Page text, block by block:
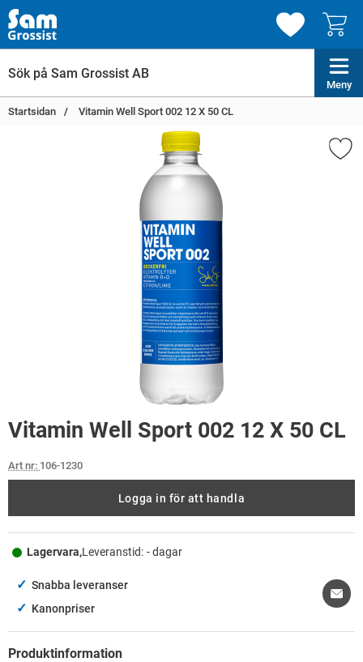
Meny
Startsidan Vitamin Well Sport 002 12 X 50 CL
Vitamin Well Sport 002 12 X 50 CL
Art nr: 106-1230
Logga in för att handla
Lagervara,Leveranstid: - dagar
✓ Snabba leveranser
✓ Kanonpriser
Produktinformation